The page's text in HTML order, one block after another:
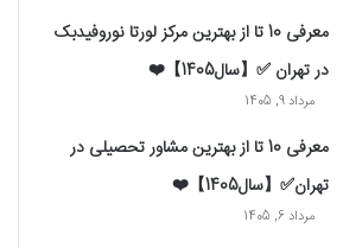
معرفی 10 تا از بهترین مرکز لورتا نوروفیدبک
در تهران ✅【سال1405】❤️
مرداد 9, 1405
معرفی 10 تا از بهترین مشاور تحصیلی در
تهران✅【سال1405】❤️
مرداد 6, 1405